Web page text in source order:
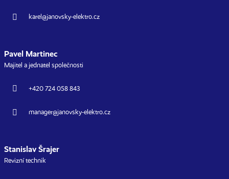
karel@janovsky-elektro.cz
Pavel Martinec
Majitel a jednatel společnosti
+420 724 058 843
manager@janovsky-elektro.cz
Stanislav Šrajer
Revizní technik